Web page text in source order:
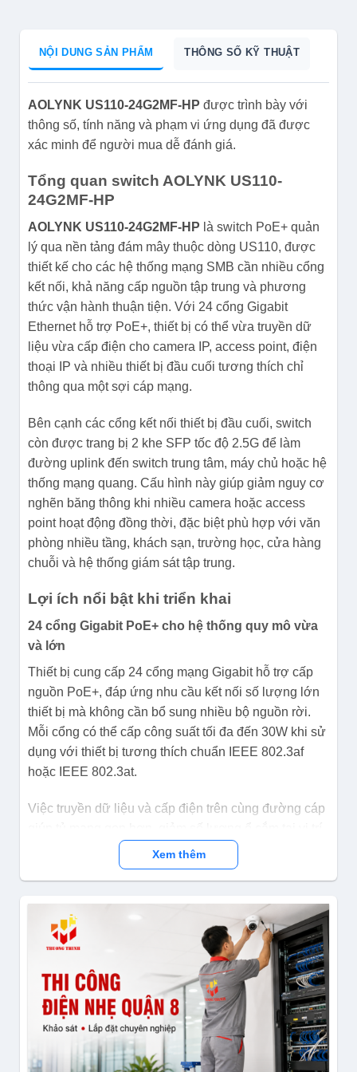
NỘI DUNG SẢN PHẨM THÔNG SỐ KỸ THUẬT
AOLYNK US110-24G2MF-HP được trình bày với
thông số, tính năng và phạm vi ứng dụng đã được
xác minh để người mua dễ đánh giá.
Tổng quan switch AOLYNK US110-
24G2MF-HP
AOLYNK US110-24G2MF-HP là switch PoE+ quản
lý qua nền tảng đám mây thuộc dòng US110, được
thiết kế cho các hệ thống mạng SMB cần nhiều cổng
kết nối, khả năng cấp nguồn tập trung và phương
thức vận hành thuận tiện. Với 24 cổng Gigabit
Ethernet hỗ trợ PoE+, thiết bị có thể vừa truyền dữ
liệu vừa cấp điện cho camera IP, access point, điện
thoại IP và nhiều thiết bị đầu cuối tương thích chỉ
thông qua một sợi cáp mạng.
Bên cạnh các cổng kết nối thiết bị đầu cuối, switch
còn được trang bị 2 khe SFP tốc độ 2.5G để làm
đường uplink đến switch trung tâm, máy chủ hoặc hệ
thống mạng quang. Cấu hình này giúp giảm nguy cơ
nghẽn băng thông khi nhiều camera hoặc access
point hoạt động đồng thời, đặc biệt phù hợp với văn
phòng nhiều tầng, khách sạn, trường học, cửa hàng
chuỗi và hệ thống giám sát tập trung.
Lợi ích nổi bật khi triển khai
24 cổng Gigabit PoE+ cho hệ thống quy mô vừa
và lớn
Thiết bị cung cấp 24 cổng mạng Gigabit hỗ trợ cấp
nguồn PoE+, đáp ứng nhu cầu kết nối số lượng lớn
thiết bị mà không cần bổ sung nhiều bộ nguồn rời.
Mỗi cổng có thể cấp công suất tối đa đến 30W khi sử
dụng với thiết bị tương thích chuẩn IEEE 802.3af
hoặc IEEE 802.3at.
Việc truyền dữ liệu và cấp điện trên cùng đường cáp
lắp đặt và hỗ trợ kỹ thuật viên triển khai camera hoặc
access point tại những khu vực khó bố trí nguồn
Ngân sách PoE 370W phù hợp nhiều thiết bị đầu
cuối
Tổng công suất PoE lên đến 370W là một ưu điểm
đáng chú ý của US110-24G2MF-HP. Mức công suất
này phù hợp cho hệ thống có nhiều camera IP,
access point hoặc điện thoại IP hoạt động đồng thời.
Khi thiết kế hệ thống, người dùng vẫn cần tính tổng
Xem thêm